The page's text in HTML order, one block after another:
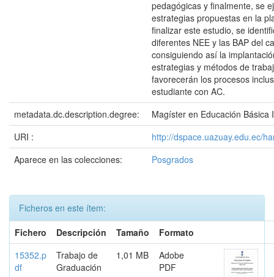
pedagógicas y finalmente, se
estrategias propuestas en la
finalizar este estudio, se
diferentes NEE y las BAP del
consiguiendo así la
estrategias y métodos de
favorecerán los procesos
estudiante con AC.
metadata.dc.description.degree:
Magíster en Educación Básica
URI :
http://dspace.uazuay.edu.ec/
Aparece en las colecciones:
Posgrados
Ficheros en este ítem:
Fichero
Descripción Tamaño
Formato
15352.p
df
Trabajo de
Graduación
1,01 MB
Adobe
PDF